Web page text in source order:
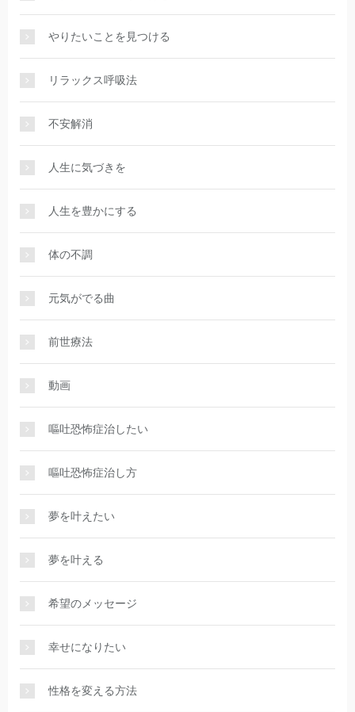
やりたいことを見つける
リラックス呼吸法
不安解消
人生に気づきを
人生を豊かにする
体の不調
元気がでる曲
前世療法
動画
嘔吐恐怖症治したい
嘔吐恐怖症治し方
夢を叶えたい
夢を叶える
希望のメッセージ
幸せになりたい
性格を変える方法